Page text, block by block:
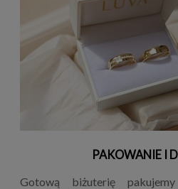
PAKOWANIE I
Gotową biżuterię